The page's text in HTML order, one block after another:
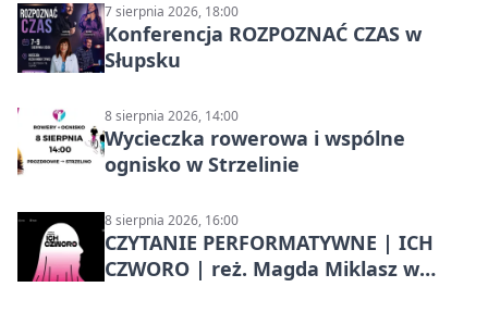
7 sierpnia 2026, 18:00
Konferencja ROZPOZNAĆ CZAS w
Słupsku
8 sierpnia 2026, 14:00
Wycieczka rowerowa i wspólne
ognisko w Strzelinie
8 sierpnia 2026, 16:00
CZYTANIE PERFORMATYWNE | ICH
CZWORO | reż. Magda Miklasz w